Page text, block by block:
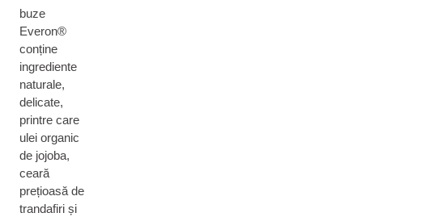
buze
Everon®
conține
ingrediente
naturale,
delicate,
printre care
ulei organic
de jojoba,
ceară
prețioasă de
trandafiri și